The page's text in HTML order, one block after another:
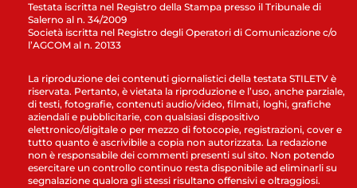
Testata iscritta nel Registro della Stampa presso il Tribunale di
Salerno al n. 34/2009
Società iscritta nel Registro degli Operatori di Comunicazione c/o
l’AGCOM al n. 20133
La riproduzione dei contenuti giornalistici della testata STILETV è
riservata. Pertanto, è vietata la riproduzione e l’uso, anche parziale,
di testi, fotografie, contenuti audio/video, filmati, loghi, grafiche
aziendali e pubblicitarie, con qualsiasi dispositivo
elettronico/digitale o per mezzo di fotocopie, registrazioni, cover e
tutto quanto è ascrivibile a copia non autorizzata. La redazione
non è responsabile dei commenti presenti sul sito. Non potendo
esercitare un controllo continuo resta disponibile ad eliminarli su
segnalazione qualora gli stessi risultano offensivi e oltraggiosi.